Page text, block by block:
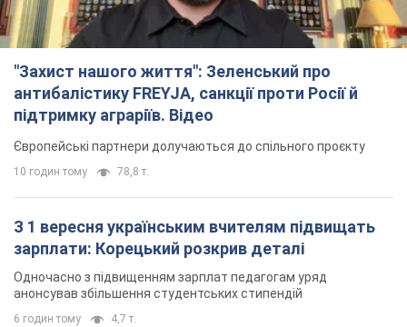
"Захист нашого життя": Зеленський про
антибалістику FREYJA, санкції проти Росії й
підтримку аграріїв. Відео
Європейські партнери долучаються до спільного проєкту
10 годин тому 78,8 т.
З 1 вересня українським вчителям підвищать
зарплати: Корецький розкрив деталі
Одночасно з підвищенням зарплат педагогам уряд
анонсував збільшення студентських стипендій
6 годин тому 4,7 т.